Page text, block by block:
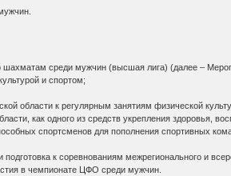
среди мужчин (высшая лига) (далее –
и спортом;
области к регулярным занятиям физической
как одного из средств укрепления здоровья,
спортсменов для пополнения спортивных
к соревнованиям межрегионального и
в чемпионате ЦФО среди мужчин.